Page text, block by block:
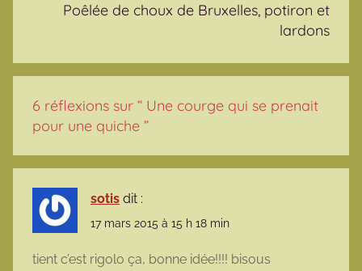
Poêlée de choux de Bruxelles, potiron et
lardons
6 réflexions sur “ Une courge qui se prenait
pour une quiche ”
sotis dit :
17 mars 2015 à 15 h 18 min
tient c’est rigolo ça, bonne idée!!!! bisous